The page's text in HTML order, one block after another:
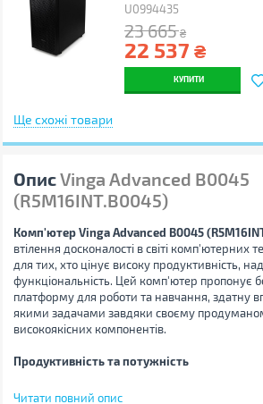
U0994435
22 537 ₴
23 665 ₴
КУПИТИ
Ще схожі товари
ОписVinga Advanced B0045
(R5M16INT.B0045)
Комп'ютер Vinga Advanced B0045
втілення досконалості в світі комп'ютерних
для тих, хто цінує високу продуктивність,
функціональність. Цей комп'ютер пропонує
платформу для роботи та навчання, здатну
якими задачами завдяки своєму
високоякісних компонентів.
Продуктивність та потужність
У серці цього системного блоку знаходиться
Читати повний опис